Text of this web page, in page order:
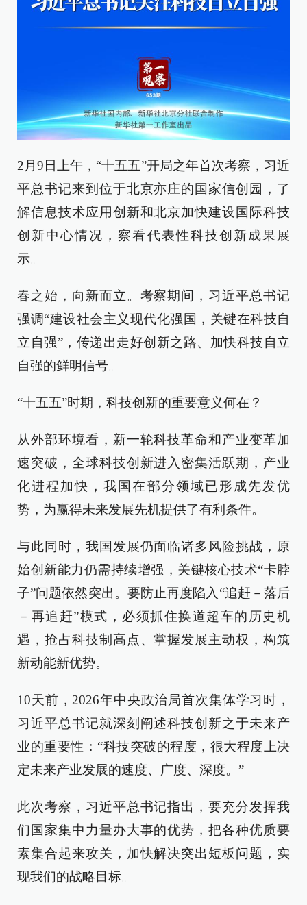
2月9日上午，“十五五”开局之年首次考察，习近
平总书记来到位于北京亦庄的国家信创园，了
解信息技术应用创新和北京加快建设国际科技
创新中心情况，察看代表性科技创新成果展
示。
春之始，向新而立。考察期间，习近平总书记
强调“建设社会主义现代化强国，关键在科技自
立自强”，传递出走好创新之路、加快科技自立
自强的鲜明信号。
“十五五”时期，科技创新的重要意义何在？
从外部环境看，新一轮科技革命和产业变革加
速突破，全球科技创新进入密集活跃期，产业
化进程加快，我国在部分领域已形成先发优
势，为赢得未来发展先机提供了有利条件。
与此同时，我国发展仍面临诸多风险挑战，原
始创新能力仍需持续增强，关键核心技术“卡脖
子”问题依然突出。要防止再度陷入“追赶－落后
－再追赶”模式，必须抓住换道超车的历史机
遇，抢占科技制高点、掌握发展主动权，构筑
新动能新优势。
10天前，2026年中央政治局首次集体学习时，
习近平总书记就深刻阐述科技创新之于未来产
业的重要性：“科技突破的程度，很大程度上决
定未来产业发展的速度、广度、深度。”
此次考察，习近平总书记指出，要充分发挥我
们国家集中力量办大事的优势，把各种优质要
素集合起来攻关，加快解决突出短板问题，实
现我们的战略目标。